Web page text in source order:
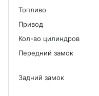
Топливо
Привод
Кол-во цилиндров
Передний замок
Задний замок